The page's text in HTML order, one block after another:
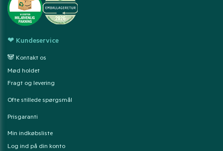
❤ Kundeservice
🐼 Kontakt os
Mød holdet
Fragt og levering
Ofte stillede spørgsmål
Prisgaranti
Min indkøbsliste
Log ind på din konto